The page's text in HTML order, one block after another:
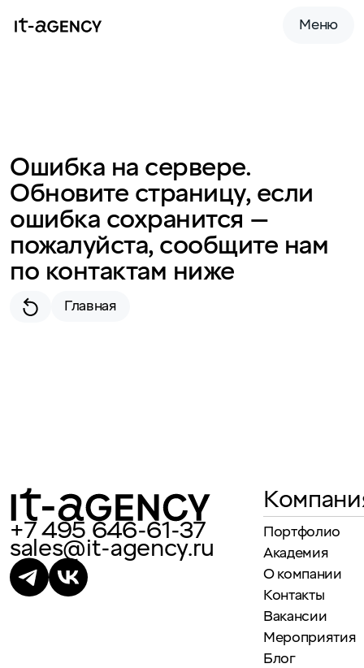
Меню
Ошибка на сервере.
Обновите страницу, если
ошибка сохранится —
пожалуйста, сообщите нам
по контактам ниже
Главная
+7 495 646-61-37
sales@it-agency.ru
Портфолио
Академия
О компании
Контакты
Вакансии
Мероприятия
Блог